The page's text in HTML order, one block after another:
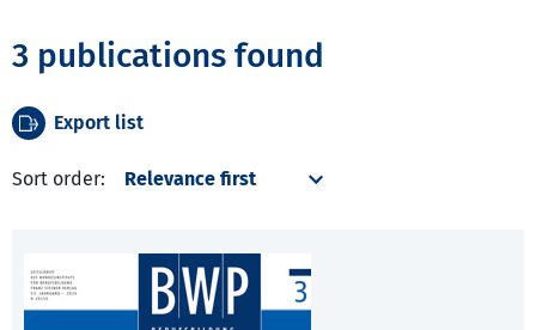
3 publications found
Export list
Sort order: